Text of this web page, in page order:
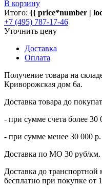
В корзину
Итого: {{ price*number |
+7 (495) 787-17-46
Уточнить цену
Доставка
Оплата
Получение товара на
Криворожская дом 6а.
Доставка товара до
- при сумме счета более 30
- при сумме менее 30 000 р.
Доставка по МО 30 руб/
Доставка до транспортной
бесплатно при покупке от